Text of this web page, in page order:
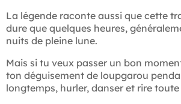
La légende raconte aussi que cette
dure que quelques heures,
nuits de pleine lune.
Mais si tu veux passer un bon
ton déguisement de loupgarou
longtemps, hurler, danser et rire